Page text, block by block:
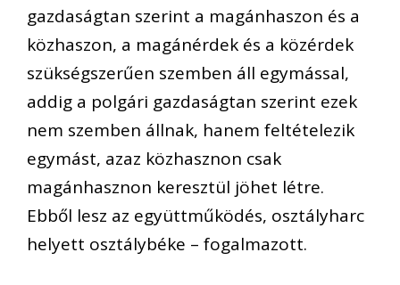
gazdaságtan szerint a magánhaszon és a
közhaszon, a magánérdek és a közérdek
szükségszerűen szemben áll egymással,
addig a polgári gazdaságtan szerint ezek
nem szemben állnak, hanem feltételezik
egymást, azaz közhasznon csak
magánhasznon keresztül jöhet létre.
Ebből lesz az együttműködés, osztályharc
helyett osztálybéke – fogalmazott.